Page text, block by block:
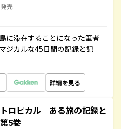
売
に滞在することになった筆者
ジカルな45日間の記録と記
詳細を見る
ロピカル ある旅の記録と
5巻